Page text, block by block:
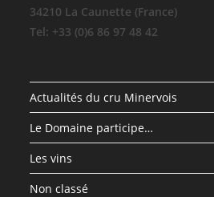
34210 La Caunette (France)
Tel: +33 (0)6 86 97 48 42
Actualités du cru Minervois
Le Domaine participe…
Les vins
Non classé